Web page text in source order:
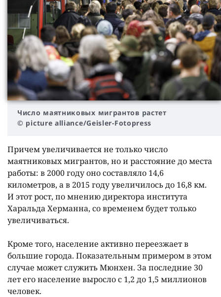
Число маятниковых мигрантов растет
© picture alliance/Geisler-Fotopress
Причем увеличивается не только число
маятниковых мигрантов, но и расстояние до места
работы: в 2000 году оно составляло 14,6
километров, а в 2015 году увеличилось до 16,8 км.
И этот рост, по мнению директора института
Харальда Херманна, со временем будет только
увеличиваться.
Кроме того, население активно переезжает в
большие города. Показательным примером в этом
случае может служить Мюнхен. За последние 30
лет его население выросло с 1,2 до 1,5 миллионов
человек.